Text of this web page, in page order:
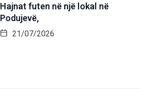
Hajnat futen në një lokal në
Podujevë,
21/07/2026